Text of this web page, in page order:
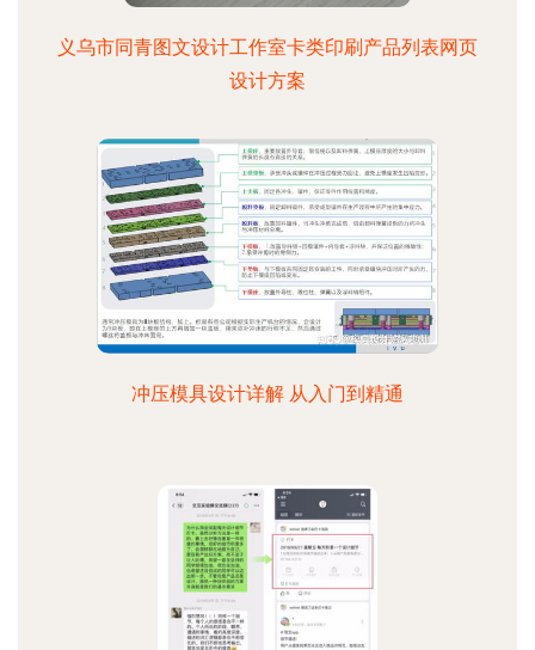
义乌市同青图文设计工作室卡类印刷产品列表网页
设计方案
冲压模具设计详解 从入门到精通